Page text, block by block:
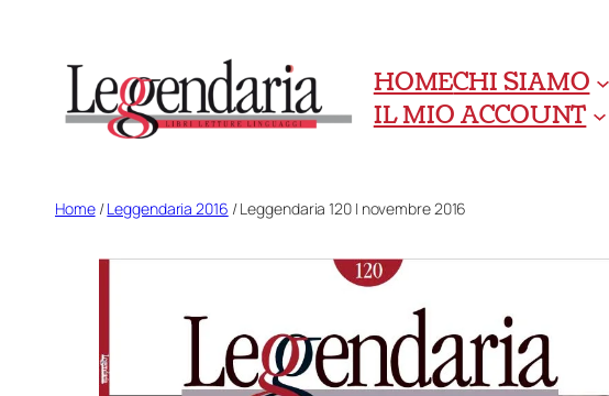
contenuto
HOMECHI SIAMO
IL MIO ACCOUNT
Home/Leggendaria 2016 / Leggendaria 120 | novembre 2016